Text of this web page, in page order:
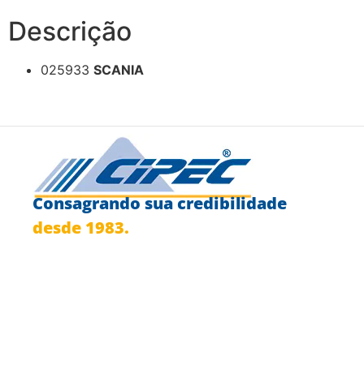
Descrição
025933 SCANIA
Consagrando sua credibilidade
desde 1983.